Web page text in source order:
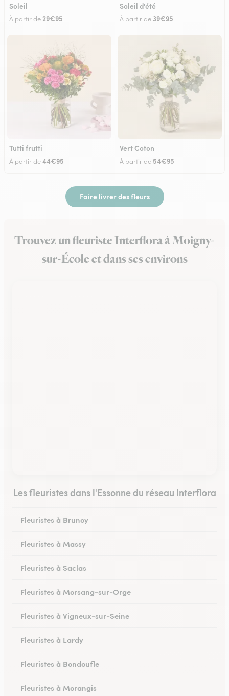
Soleil
À partir de 29€95
Soleil d'été
À partir de 39€95
Tutti frutti
À partir de44€95
Vert Coton
À partir de 54€95
Faire livrer des fleurs
Trouvez un fleuriste Interflora à Moigny-
sur-École et dans ses environs
Les fleuristes dans l'Essonne du réseau Interflora
Fleuristes à Brunoy
Fleuristes à Massy
Fleuristes à Saclas
Fleuristes à Morsang-sur-Orge
Fleuristes à Vigneux-sur-Seine
Fleuristes à Lardy
Fleuristes à Bondoufle
Fleuristes à Morangis